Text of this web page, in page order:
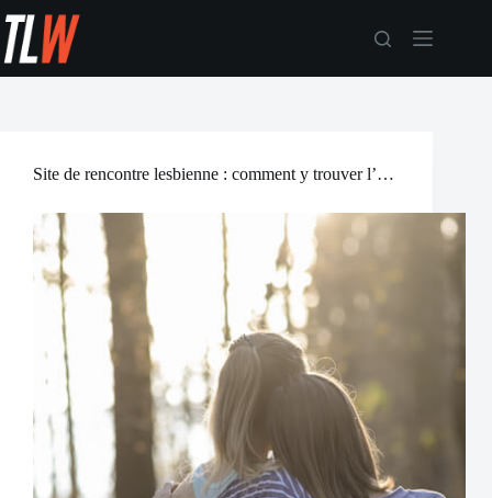
au
contenu
Site de rencontre lesbienne : comment y trouver l’âme sœur?